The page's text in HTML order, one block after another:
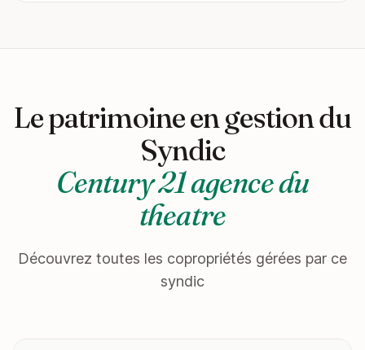
Le patrimoine en gestion du
Syndic
Century 21 agence du
theatre
Découvrez toutes les copropriétés gérées par ce
syndic